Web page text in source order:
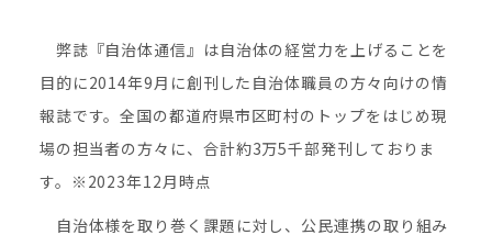
弊誌『自治体通信』は自治体の経営力を上げることを
目的に2014年9月に創刊した自治体職員の方々向けの情
報誌です。全国の都道府県市区町村のトップをはじめ現
場の担当者の方々に、合計約3万5千部発刊しておりま
す。※2023年12月時点
自治体様を取り巻く課題に対し、公民連携の取り組み